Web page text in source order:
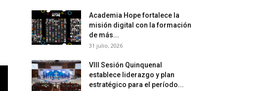
Academia Hope fortalece la
misión digital con la formación
de más...
31 julio, 2026
VIII Sesión Quinquenal
establece liderazgo y plan
estratégico para el período...